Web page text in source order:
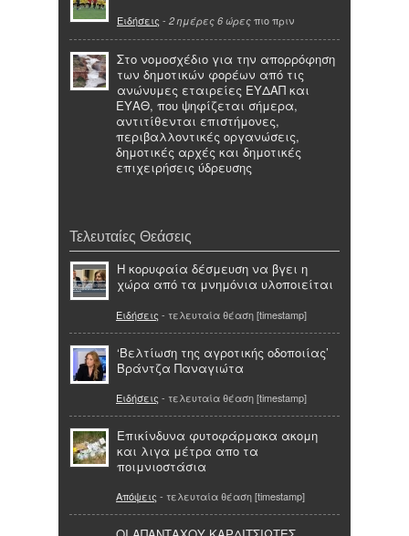
Ειδήσεις - 2 ημέρες 6 ώρες πιο πριν
Στο νομοσχέδιο για την απορρόφηση
των δημοτικών φορέων από τις
ανώνυμες εταιρείες ΕΥΔΑΠ και
ΕΥΑΘ, που ψηφίζεται σήμερα,
αντιτίθενται επιστήμονες,
περιβαλλοντικές οργανώσεις,
δημοτικές αρχές και δημοτικές
επιχειρήσεις ύδρευσης
Τελευταίες Θεάσεις
Η κορυφαία δέσμευση να βγει η
χώρα από τα μνημόνια υλοποιείται
Ειδήσεις - τελευταία θέαση [timestamp]
‘Βελτίωση της αγροτικής οδοποιίας’
Βράντζα Παναγιώτα
Ειδήσεις - τελευταία θέαση [timestamp]
Επικίνδυνα φυτοφάρμακα ακομη
και λιγα μέτρα απο τα
ποιμνιοστάσια
Απόψεις - τελευταία θέαση [timestamp]